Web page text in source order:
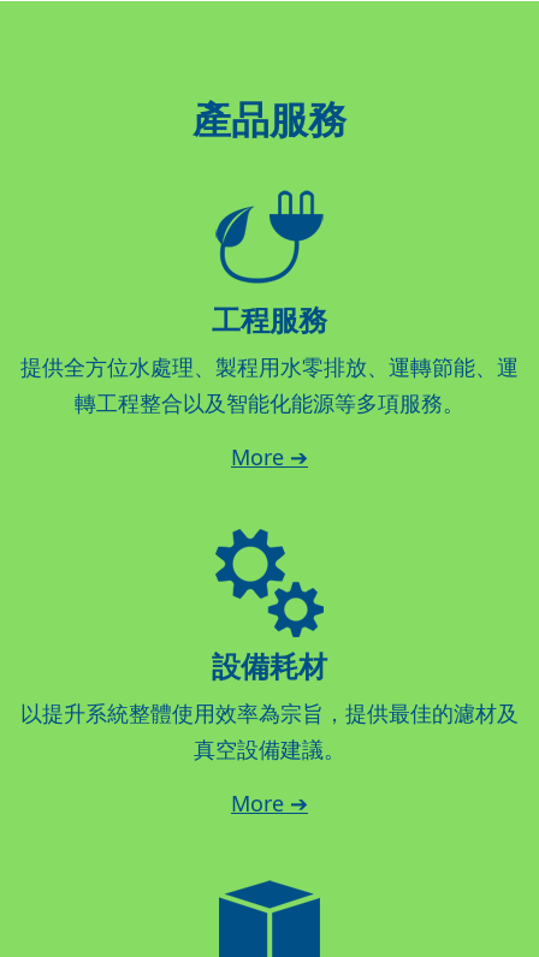
產品服務
工程服務
提供全方位水處理、製程用水零排放、運轉節能、運
轉工程整合以及智能化能源等多項服務。
More ➔
設備耗材
以提升系統整體使用效率為宗旨，提供最佳的濾材及
真空設備建議。
More ➔